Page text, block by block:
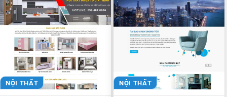
NỘI THẤT NỘI THẤT